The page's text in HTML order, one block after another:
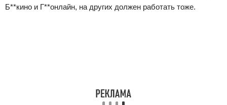
Б**кино и Г**онлайн, на других должен работать тоже.